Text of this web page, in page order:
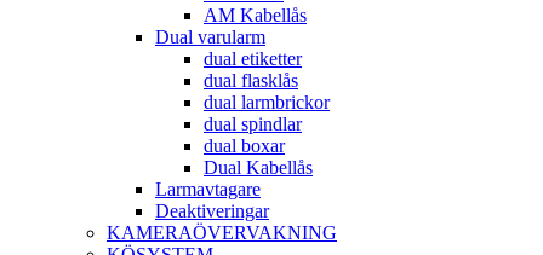
AM Kabellås
Dual varularm
dual etiketter
dual flasklås
dual larmbrickor
dual spindlar
dual boxar
Dual Kabellås
Larmavtagare
Deaktiveringar
KAMERAÖVERVAKNING